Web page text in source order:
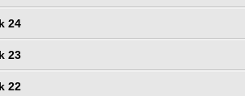
24
23
22